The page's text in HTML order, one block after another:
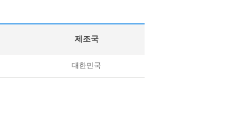
제조국
대한민국